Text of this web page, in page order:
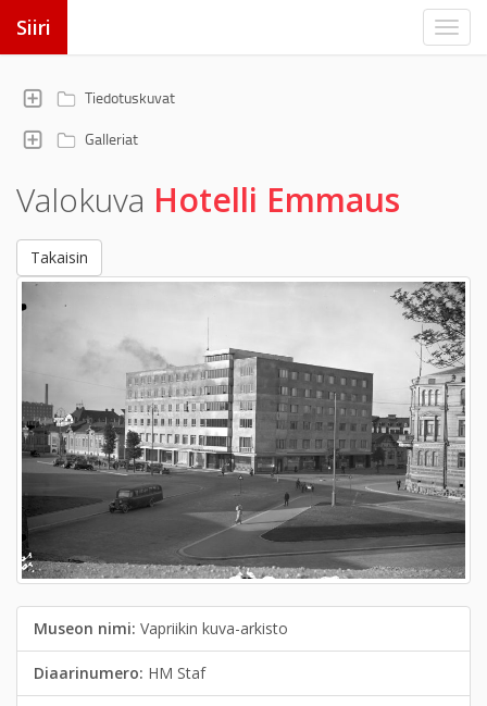
Siiri
Tiedotuskuvat
Galleriat
Valokuva Hotelli Emmaus
Takaisin
Museon nimi: Vapriikin kuva-arkisto
Diaarinumero: HM Staf